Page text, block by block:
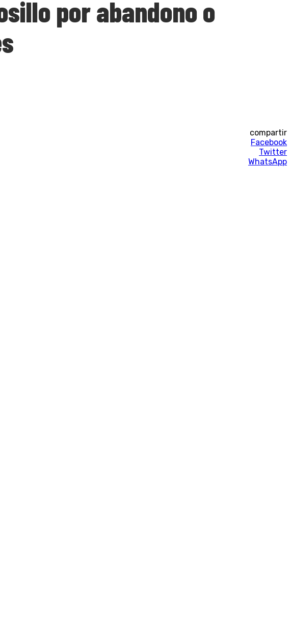
por abandono o
compartir
Facebook
Twitter
WhatsApp